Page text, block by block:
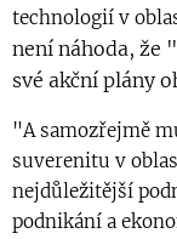
technologií v
není náhoda, že
své akční plány
"A samozřejmě
suverenitu v
nejdůležitější
podnikání a